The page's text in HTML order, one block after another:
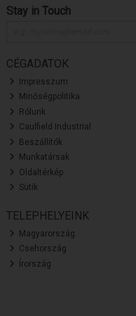
Stay in Touch
CÉGADATOK
Impresszum
Minőségpolitika
Rólunk
Caulfield Industrial
Beszállítók
Munkatársak
Oldaltérkép
Sütik
TELEPHELYEINK
Magyarország
Csehország
Írország